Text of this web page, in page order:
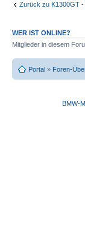
Zurück zu K1300GT
WER IST ONLINE?
Mitglieder in diesem
Portal » Foren-
BMW-